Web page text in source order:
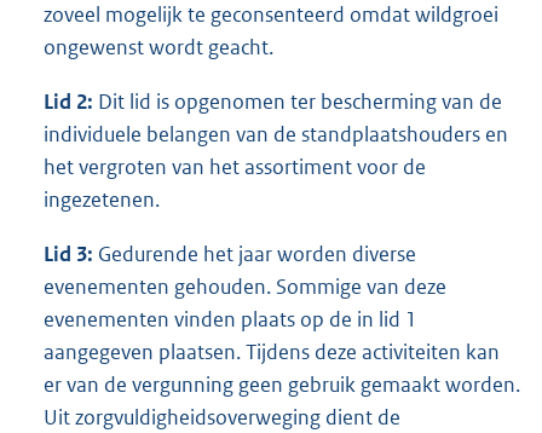
zoveel mogelijk te geconsenteerd omdat wildgroei
ongewenst wordt geacht.
Lid 2: Dit lid is opgenomen ter bescherming van de
individuele belangen van de standplaatshouders en
het vergroten van het assortiment voor de
ingezetenen.
Lid 3: Gedurende het jaar worden diverse
evenementen gehouden. Sommige van deze
evenementen vinden plaats op de in lid 1
aangegeven plaatsen. Tijdens deze activiteiten kan
er van de vergunning geen gebruik gemaakt worden.
Uit zorgvuldigheidsoverweging dient de